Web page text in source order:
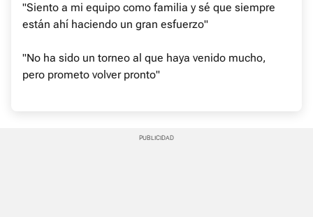
"Siento a mi equipo como familia y sé que siempre
están ahí haciendo un gran esfuerzo"
"No ha sido un torneo al que haya venido mucho,
pero prometo volver pronto"